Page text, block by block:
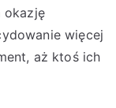
okazję
więcej
aż ktoś ich